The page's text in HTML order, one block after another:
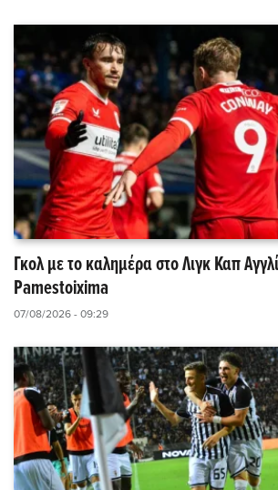
Γκολ με το καλημέρα στο Λιγκ Καπ
Pamestoixima
07/08/2026 - 09:29